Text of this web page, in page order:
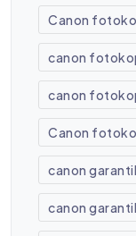
Canon
canon
canon
Canon
canon
canon